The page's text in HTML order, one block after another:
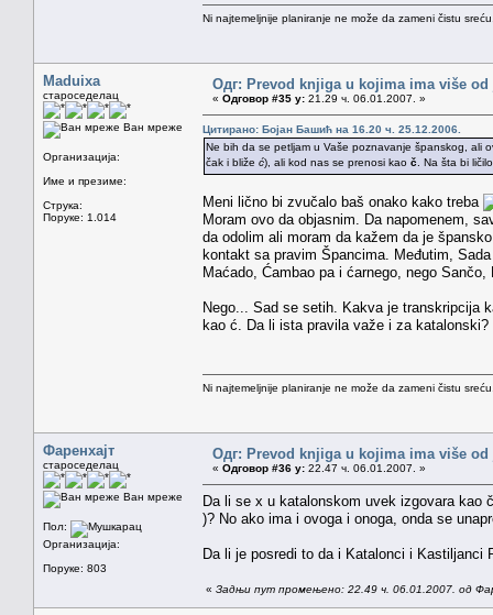
Ni najtemeljnije planiranje ne može da zameni čistu
Maduixa
староседелац
Ван мреже
Организација:
Име и презиме:
Струка:
Поруке: 1.014
Одг: Prevod knjiga u kojima ima više
« Одговор #35 у: 21.29 ч. 06.01.2007. »
Цитирано: Бојан Башић на 16.20 ч. 25.12.2006.
Ne bih da se petljam u Vaše poznavanje španskog, ali
čak i bliže ć), ali kod nas se prenosi kao č . Na šta bi
Meni lično bi zvučalo baš onako kako treba
Moram ovo da objasnim. Da napomenem,
da odolim ali moram da kažem da je
kontakt sa pravim Špancima. Međutim,
Maćado, Ćambao pa i ćarnego, nego
Nego... Sad se setih. Kakva je transkripcija
kao ć. Da li ista pravila važe i za katalonski?
Ni najtemeljnije planiranje ne može da zameni čistu
Фаренхајт
староседелац
Ван мреже
Пол:
Организација:
Поруке: 803
Одг: Prevod knjiga u kojima ima više
« Одговор #36 у: 22.47 ч. 06.01.2007. »
Da li se x u katalonskom uvek izgovara
)? No ako ima i ovoga i onoga, onda se
Da li je posredi to da i Katalonci i
« Задњи пут промењено: 22.49 ч. 06.01.2007. од